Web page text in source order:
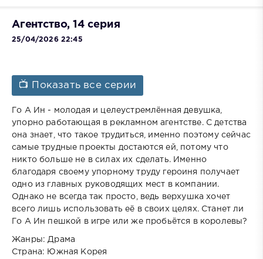
Агентство, 14 серия
25/04/2026 22:45
📺 Показать все серии
Го А Ин - молодая и целеустремлённая девушка,
упорно работающая в рекламном агентстве. С детства
она знает, что такое трудиться, именно поэтому сейчас
самые трудные проекты достаются ей, потому что
никто больше не в силах их сделать. Именно
благодаря своему упорному труду героиня получает
одно из главных руководящих мест в компании.
Однако не всегда так просто, ведь верхушка хочет
всего лишь использовать её в своих целях. Станет ли
Го А Ин пешкой в игре или же пробьётся в королевы?
Жанры: Драма
Страна: Южная Корея